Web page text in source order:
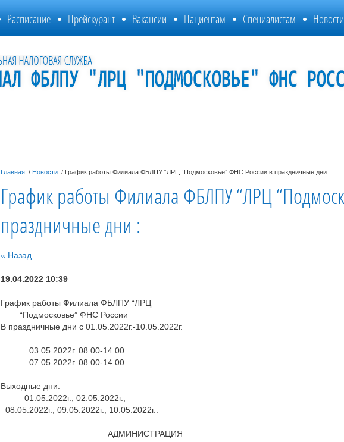
Расписание Прейскурант Вакансии Пациентам Специалистам Новости
Главная/ Новости/ График работы Филиала ФБЛПУ “ЛРЦ “Подмосковье” ФНС России в праздничные дни :
График работы Филиала ФБЛПУ “ЛРЦ
праздничные дни :
« Назад
19.04.2022 10:39
График работы Филиала ФБЛПУ “ЛРЦ
“Подмосковье” ФНС России
В праздничные дни с 01.05.2022г.-10.05.2022г.
03.05.2022г. 08.00-14.00
07.05.2022г. 08.00-14.00
Выходные дни:
01.05.2022г., 02.05.2022г.,
08.05.2022г., 09.05.2022г., 10.05.2022г..
АДМИНИСТРАЦИЯ